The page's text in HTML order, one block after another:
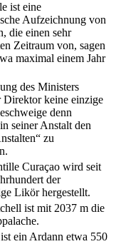
ist eine
Aufzeichnung von
die einen sehr
Zeitraum von, sagen
maximal einem Jahr
des Ministers
Direktor keine einzige
denn
seiner Anstalt den
zu
Curaçao wird seit
der
Likör hergestellt.
ist mit 2037 m die
ein Ardann etwa 550